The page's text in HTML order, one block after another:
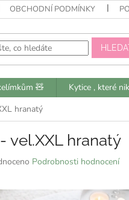
OBCHODNÍ PODMÍNKY
🧸 Kytice , které
hranatý
vel.XXL hranatý
Podrobnosti hodnocení